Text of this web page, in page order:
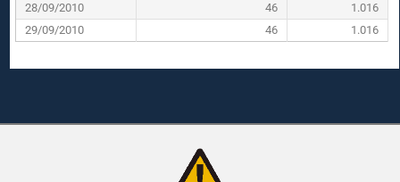
28/09/2010
46
1.016
29/09/2010
46 1.016